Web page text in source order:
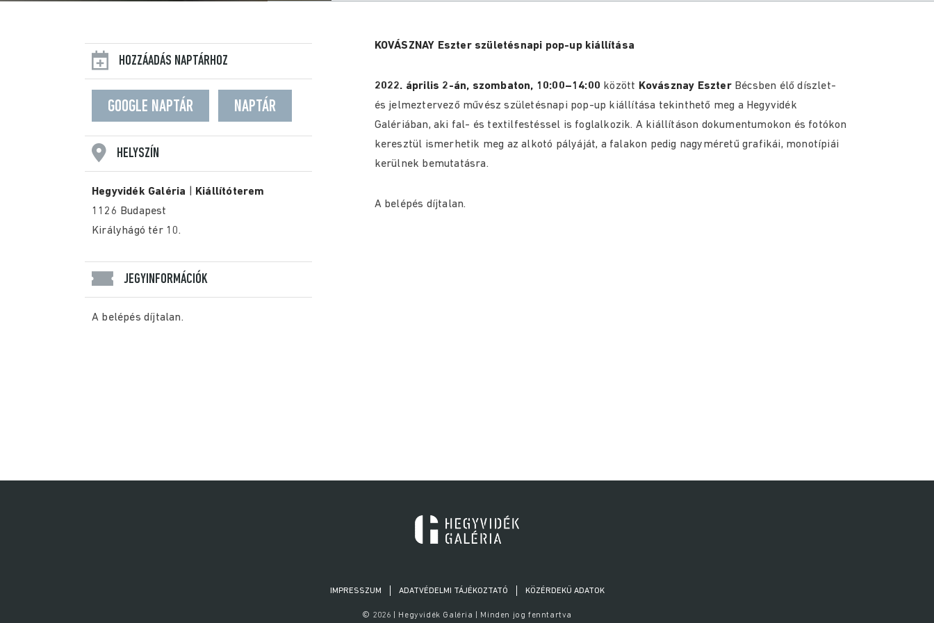
HOZZÁADÁS NAPTÁRHOZ
GOOGLE NAPTÁR NAPTÁR
HELYSZÍN
Hegyvidék Galéria
Kiállítóterem
1126 Budapest
Királyhágó tér 10.
JEGYINFORMÁCIÓK
A belépés díjtalan.
KOVÁSZNAY Eszter születésnapi pop-up kiállítása
2022. április 2-án, szombaton, 10:00–14:00 között Kovásznay EszterBécsben élő díszlet-
és jelmeztervező művész születésnapi pop-up kiállítása tekinthető meg a Hegyvidék
Galériában, aki fal- és textilfestéssel is foglalkozik. A kiállításon dokumentumokon és fotókon
keresztül ismerhetik meg az alkotó pályáját, a falakon pedig nagyméretű grafikái, monotípiái
kerülnek bemutatásra.
A belépés díjtalan.
IMPRESSZUM ADATVÉDELMI TÁJÉKOZTATÓ KÖZÉRDEKŰ ADATOK
© 2026 | Hegyvidék Galéria | Minden jog fenntartva